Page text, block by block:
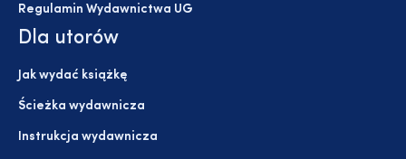
Regulamin Wydawnictwa UG
Dla utorów
Jak wydać książkę
Ścieżka wydawnicza
Instrukcja wydawnicza